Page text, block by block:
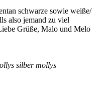
schwarze sowie weiße/
also jemand zu viel
Grüße, Malo und Melo
silber mollys